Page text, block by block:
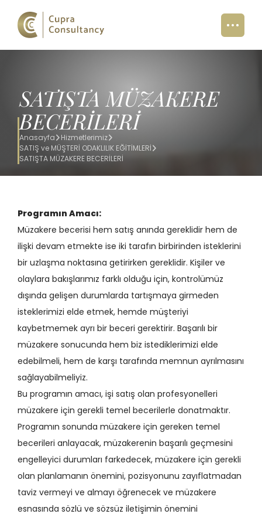
SATIŞTA MÜZAKERE
BECERİLERİ
Anasayfa
Hizmetlerimiz
SATIŞ ve MÜŞTERİ ODAKLILIK EĞİTİMLERİ
SATIŞTA MÜZAKERE BECERİLERİ
Programın Amacı:
Müzakere becerisi hem satış anında gereklidir hem de
ilişki devam etmekte ise iki tarafın birbirinden isteklerini
bir uzlaşma noktasına getirirken gereklidir. Kişiler ve
olaylara bakışlarımız farklı olduğu için, kontrolümüz
dışında gelişen durumlarda tartışmaya girmeden
isteklerimizi elde etmek, hemde müşteriyi
kaybetmemek ayrı bir beceri gerektirir. Başarılı bir
müzakere sonucunda hem biz istediklerimizi elde
edebilmeli, hem de karşı tarafında memnun ayrılmasını
sağlayabilmeliyiz.
Bu programın amacı, işi satış olan profesyonelleri
müzakere için gerekli temel becerilerle donatmaktır.
Programın sonunda müzakere için gereken temel
becerileri anlayacak, müzakerenin başarılı geçmesini
engelleyici durumları farkedecek, müzakere için gerekli
olan planlamanın önemini, pozisyonunu zayıflatmadan
taviz vermeyi ve almayı öğrenecek ve müzakere
esnasında sözlü ve sözsüz iletişimin önemini